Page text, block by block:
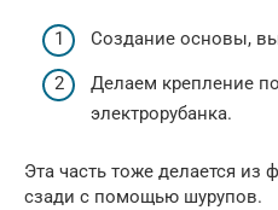
Создание основы,
Делаем крепление
электрорубанка.
Эта часть тоже делается из
сзади с помощью шурупов.